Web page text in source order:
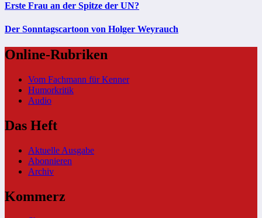
Erste Frau an der Spitze der UN?
Der Sonntagscartoon von Holger Weyrauch
Online-Rubriken
Vom Fachmann für Kenner
Humorkritik
Audio
Das Heft
Aktuelle Ausgabe
Abonnieren
Archiv
Kommerz